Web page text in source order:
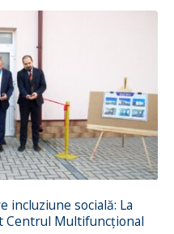
incluziune socială: La
Centrul Multifuncțional